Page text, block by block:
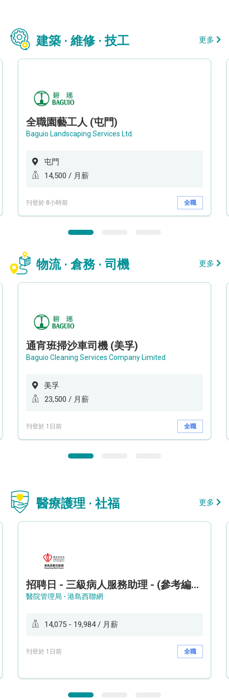
建築 · 維修 · 技工 更多
全職園藝工人 (屯門)
Baguio Landscaping Services Ltd.
屯門
14,500 / 月薪
刊登於 8小時前 全職
物流 · 倉務 · 司機 更多
通宵班掃沙車司機 (美孚)
Baguio Cleaning Services Company Limited
美孚
23,500 / 月薪
刊登於 1日前 全職
醫療護理 · 社福 更多
招聘日 - 三級病人服務助理 - (參考編號: HKWCS260107)
醫院管理局 - 港島西聯網
14,075 - 19,984 / 月薪
刊登於 1日前 全職